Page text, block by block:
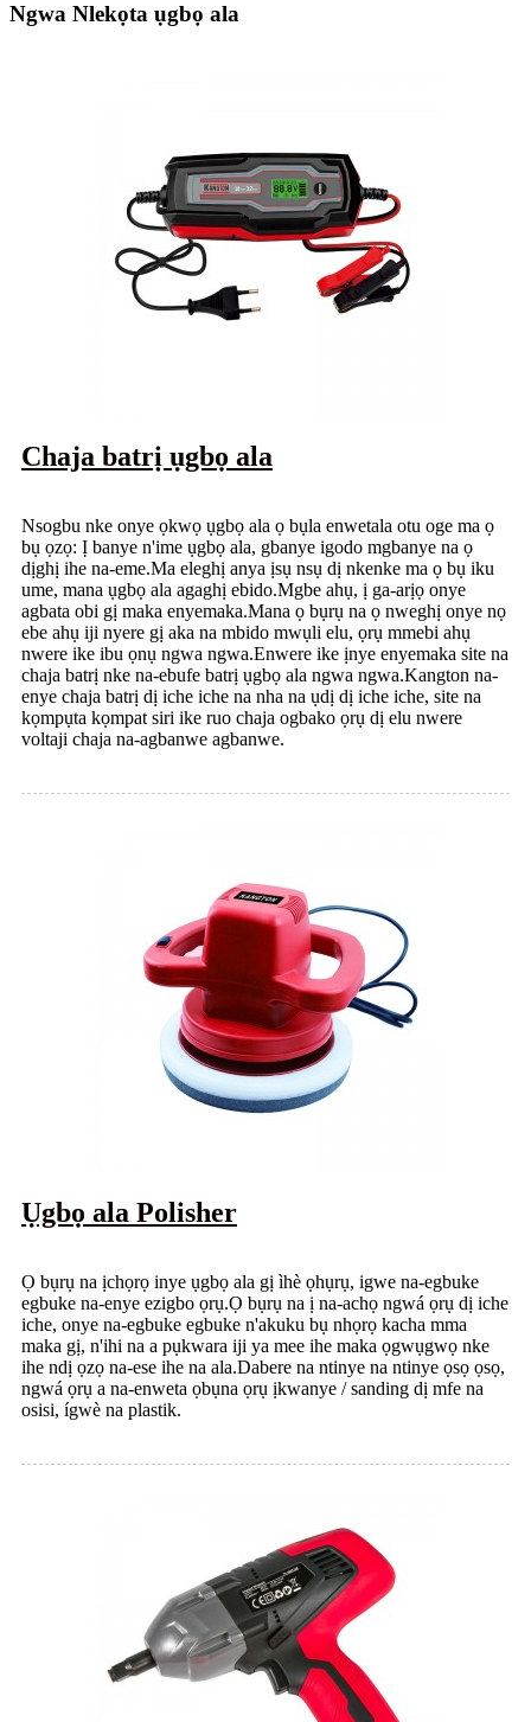
Ngwa Nlekọta ụgbọ ala
Chaja batrị ụgbọ ala
Nsogbu nke onye ọkwọ ụgbọ ala ọ bụla enwetala otu oge ma ọ
bụ ọzọ: Ị banye n'ime ụgbọ ala, gbanye igodo mgbanye na ọ
dịghị ihe na-eme.Ma eleghị anya ịsụ nsụ dị nkenke ma ọ bụ iku
ume, mana ụgbọ ala agaghị ebido.Mgbe ahụ, ị ​​ga-arịọ onye
agbata obi gị maka enyemaka.Mana ọ bụrụ na ọ nweghị onye nọ
ebe ahụ iji nyere gị aka na mbido mwụli elu, ọrụ mmebi ahụ
nwere ike ibu ọnụ ngwa ngwa.Enwere ike ịnye enyemaka site na
chaja batrị nke na-ebufe batrị ụgbọ ala ngwa ngwa.Kangton na-
enye chaja batrị dị iche iche na nha na ụdị dị iche iche, site na
kọmpụta kọmpat siri ike ruo chaja ogbako ọrụ dị elu nwere
voltaji chaja na-agbanwe agbanwe.
Ụgbọ ala Polisher
Ọ bụrụ na ịchọrọ inye ụgbọ ala gị ìhè ọhụrụ, igwe na-egbuke
egbuke na-enye ezigbo ọrụ.Ọ bụrụ na ị na-achọ ngwá ọrụ dị iche
iche, onye na-egbuke egbuke n'akuku bụ nhọrọ kacha mma
maka gị, n'ihi na a pụkwara iji ya mee ihe maka ọgwụgwọ nke
ihe ndị ọzọ na-ese ihe na ala.Dabere na ntinye na ntinye ọsọ ọsọ,
ngwá ọrụ a na-enweta ọbụna ọrụ ịkwanye / sanding dị mfe na
osisi, ígwè na plastik.